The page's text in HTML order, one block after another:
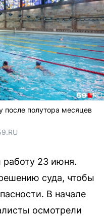
после полутора месяцев
работу 23 июня.
суда, чтобы
В начале
осмотрели